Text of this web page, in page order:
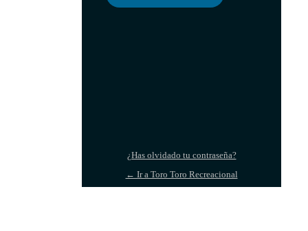
¿Has olvidado tu contraseña?
← Ir a Toro Toro Recreacional